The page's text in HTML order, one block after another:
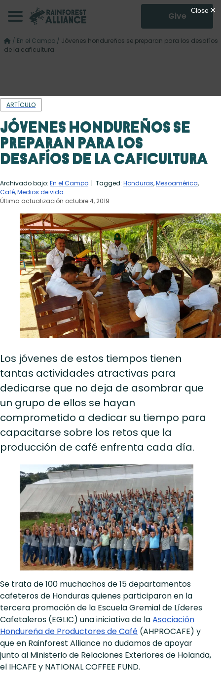
Give
/ En el Campo / Jóvenes hondureños se preparan para los desafíos
de la caficultura
ARTÍCULO
Jóvenes hondureños se
preparan para los
desafíos de la caficultura
Archivado bajo: En el Campo | Tagged: Honduras,Mesoamérica,
Café,Medios de vida
Última actualización octubre 4, 2019
Los jóvenes de estos tiempos tienen
tantas actividades atractivas para
dedicarse que no deja de asombrar que
un grupo de ellos se hayan
comprometido a dedicar su tiempo para
capacitarse sobre los retos que la
producción de café enfrenta cada día.
Se trata de 100 muchachos de 15 departamentos
cafeteros de Honduras quienes participaron en la
tercera promoción de la Escuela Gremial de Líderes
Cafetaleros (EGLIC) una iniciativa de laAsociación
Hondureña de Productores de Café (AHPROCAFE) y
que en Rainforest Alliance no dudamos de apoyar
junto al Ministerio de Relaciones Exteriores de Holanda,
el IHCAFE y NATIONAL COFFEE FUND.